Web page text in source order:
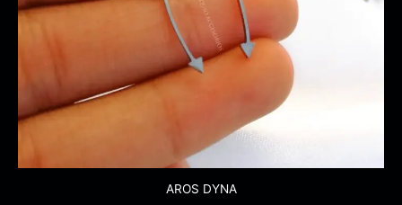
AROS DYNA